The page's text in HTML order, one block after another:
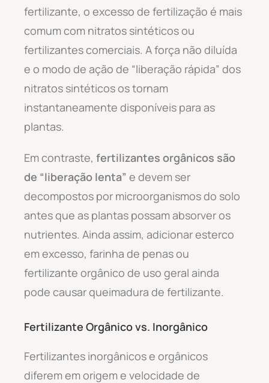
fertilizante, o excesso de fertilização é mais
comum com nitratos sintéticos ou
fertilizantes comerciais. A força não diluída
e o modo de ação de “liberação rápida” dos
nitratos sintéticos os tornam
instantaneamente disponíveis para as
plantas.
Em contraste, fertilizantes orgânicos são
de “liberação lenta” e devem ser
decompostos por microorganismos do solo
antes que as plantas possam absorver os
nutrientes. Ainda assim, adicionar esterco
em excesso, farinha de penas ou
fertilizante orgânico de uso geral ainda
pode causar queimadura de fertilizante.
Fertilizante Orgânico vs. Inorgânico
Fertilizantes inorgânicos e orgânicos
diferem em origem e velocidade de